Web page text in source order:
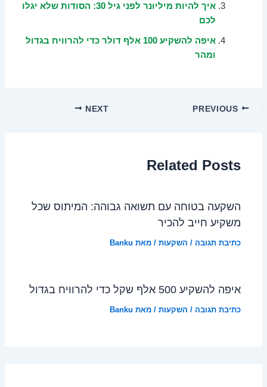
איך להיות מיליונר לפני גיל 30: הסודות שלא יגלו
לכם
איפה להשקיע 100 אלף דולר כדי להרוויח בגדול
ומהר
NEXT
Related Posts
השקעה בטוחה עם תשואה גבוהה: המיתוס שכל
משקיע חייב להכיר
כתיבת תגובה / השקעות / מאת Banku
איפה להשקיע 500 אלף שקל כדי להרוויח בגדול
כתיבת תגובה / השקעות / מאת Banku